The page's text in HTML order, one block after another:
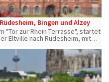
Bingen und Alzey
"Tor zur Rhein-Terrasse", startet
Eltville nach Rüdesheim, mit